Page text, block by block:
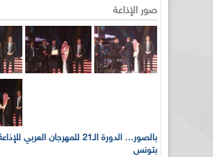
صور الإذاعة
بالصور... الدورة الـ21 للمهرجان
بتونس